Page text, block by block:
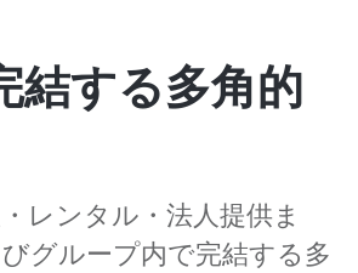
結する多角的
レンタル・法人提供ま
グループ内で完結する多